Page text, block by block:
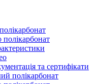
та сертифікати
полікарбонат